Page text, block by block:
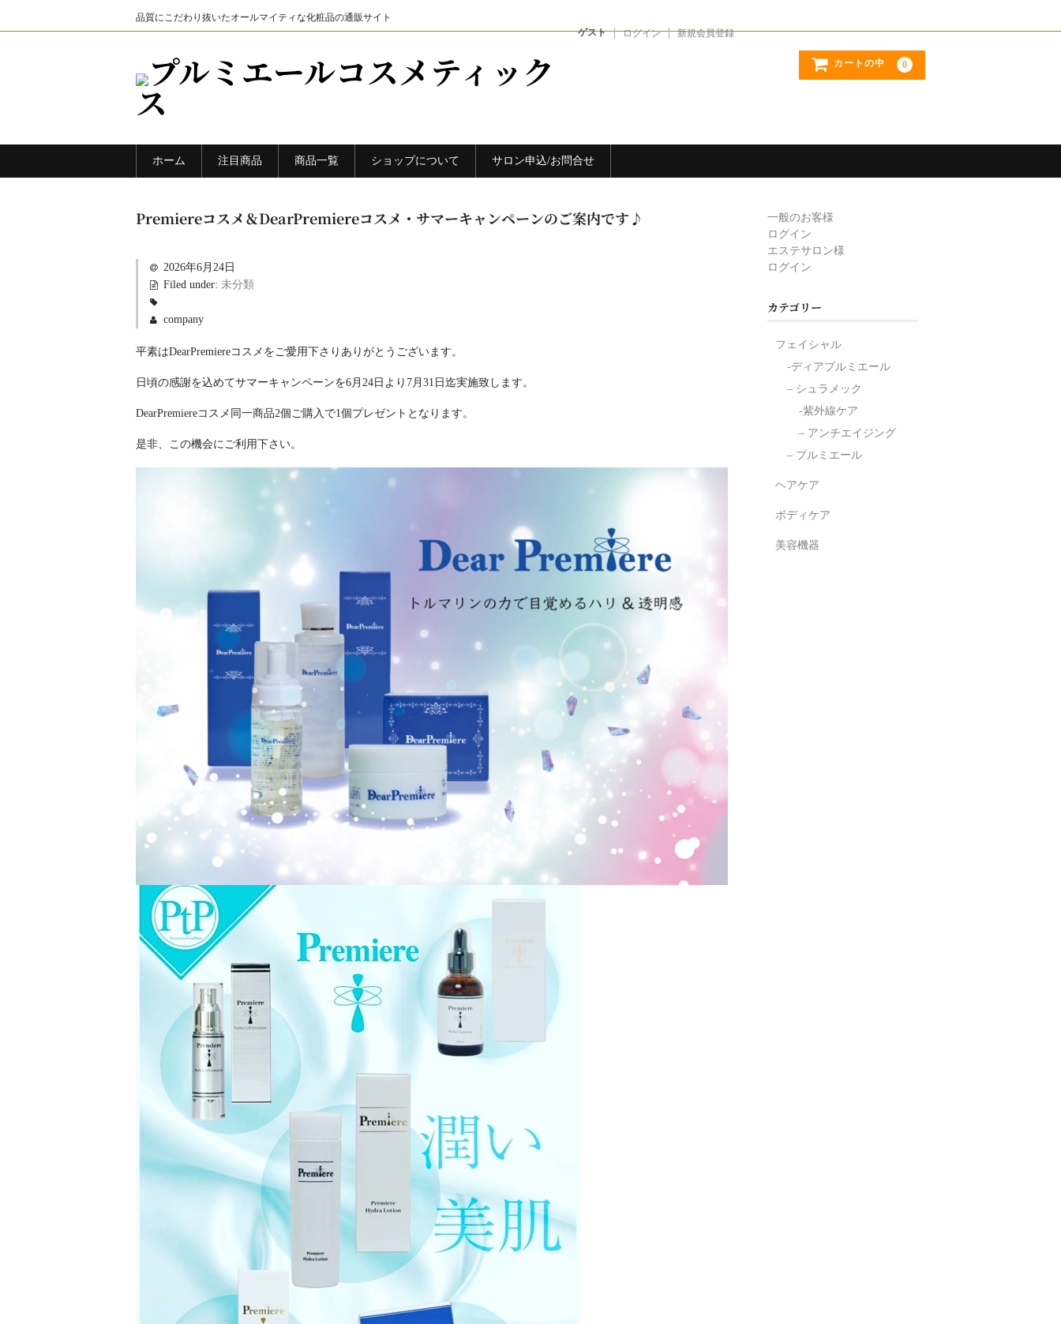
品質にこだわり抜いたオールマイティな化粧品の通販サイト
プルミエールコスメティック
ス
ゲスト ログイン 新規会員登録
カートの中 0
ホーム 注目商品 商品一覧 ショップについて サロン申込/お問合せ
Premiereコスメ＆DearPremiereコスメ・サマーキャンペーンのご案内です♪
2026年6月24日
Filed under: 未分類
company
平素はDearPremiereコスメをご愛用下さりありがとうございます。
日頃の感謝を込めてサマーキャンペーンを6月24日より7月31日迄実施致します。
DearPremiereコスメ同一商品2個ご購入で1個プレゼントとなります。
是非、この機会にご利用下さい。
一般のお客様
ログイン
エステサロン様
ログイン
カテゴリー
フェイシャル
-ディアプルミエール
– シュラメック
-紫外線ケア
– アンチエイジング
– プルミエール
ヘアケア
ボディケア
美容機器